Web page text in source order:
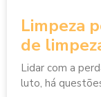
Limpeza
de
Lidar com a
luto, há